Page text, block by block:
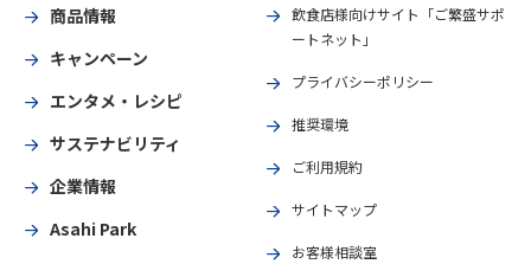
商品情報
キャンペーン
エンタメ・レシピ
サステナビリティ
企業情報
Asahi Park
飲食店様向けサイト「ご繁盛サポ
ートネット」
プライバシーポリシー
推奨環境
ご利用規約
サイトマップ
お客様相談室